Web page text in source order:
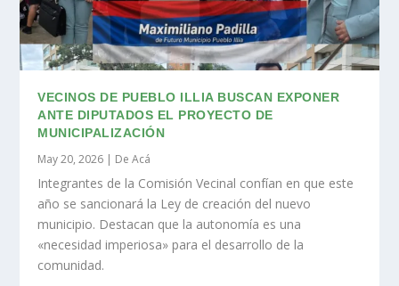
VECINOS DE PUEBLO ILLIA BUSCAN EXPONER
ANTE DIPUTADOS EL PROYECTO DE
MUNICIPALIZACIÓN
May 20, 2026 | De Acá
Integrantes de la Comisión Vecinal confían en que este
año se sancionará la Ley de creación del nuevo
municipio. Destacan que la autonomía es una
«necesidad imperiosa» para el desarrollo de la
comunidad.